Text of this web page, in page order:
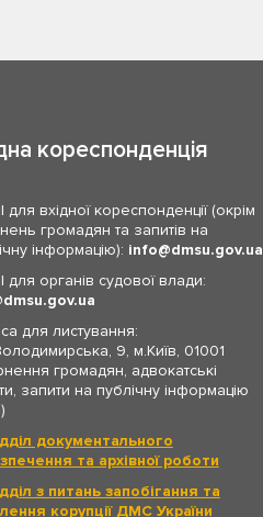
кореспонденція
для вхідної кореспонденції (окрім
громадян та запитів на
інформацію): info
dmsu.gov.ua
для органів судової влади:
dmsu.gov.ua
для листування:
9, м.Київ, 01001
громадян, адвокатські
запити на публічну інформацію
документального
та архівної роботи
з питань запобігання та
корупції ДМС України